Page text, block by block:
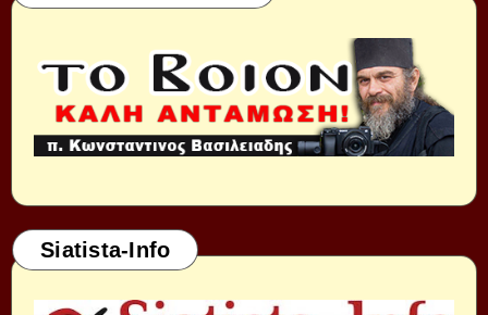
Siatista-Info